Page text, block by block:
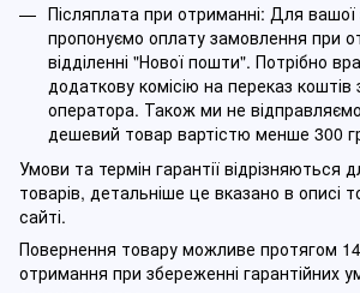
Післяплата при отриманні: Для вашої
пропонуємо оплату замовлення при
відділенні "Нової пошти". Потрібно
додаткову комісію на переказ коштів
оператора. Також ми не
дешевий товар вартістю менше 300
Умови та термін гарантії відрізняються
товарів, детальніше це вказано в описі
сайті.
Повернення товару можливе протягом 14
отримання при збереженні гарантійних